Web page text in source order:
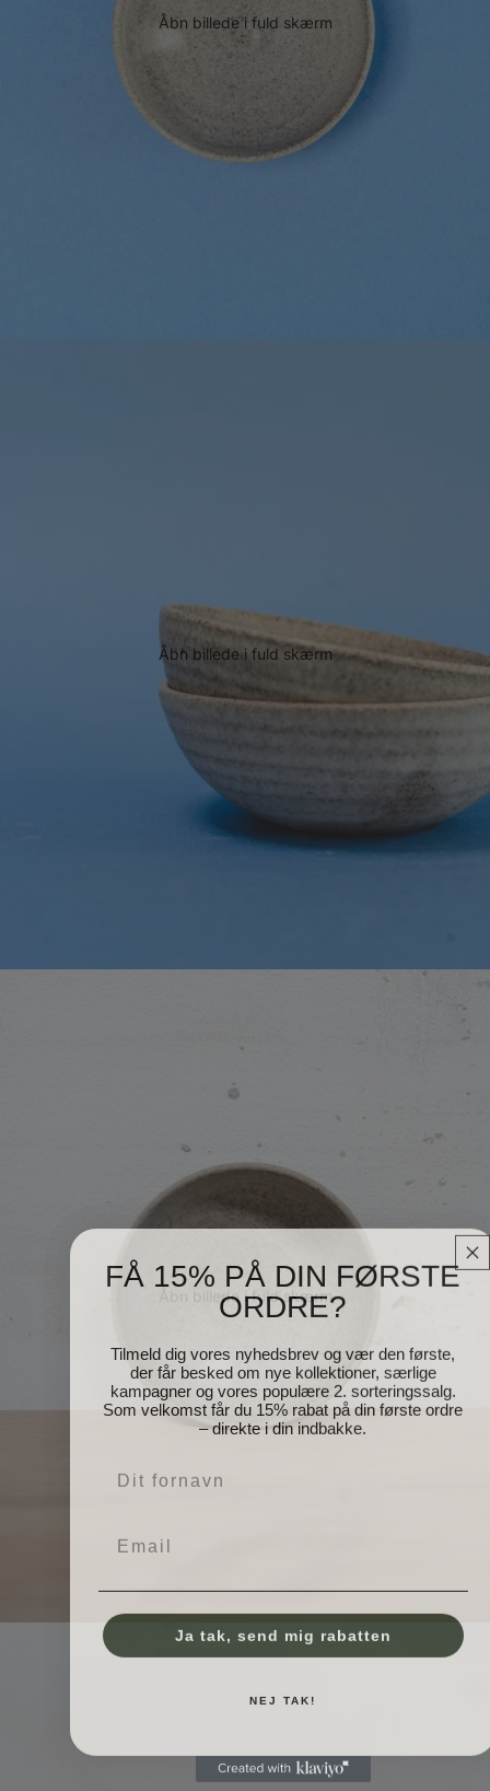
Åbn billede i fuld skærm
Åbn billede i fuld skærm
Åbn billede i fuld skærm
FÅ 15% PÅ DIN FØRSTE
ORDRE?
Tilmeld dig vores nyhedsbrev og vær den første,
der får besked om nye kollektioner, særlige
kampagner og vores populære 2. sorteringssalg.
Som velkomst får du 15% rabat på din første ordre
– direkte i din indbakke.
Ja tak, send mig rabatten